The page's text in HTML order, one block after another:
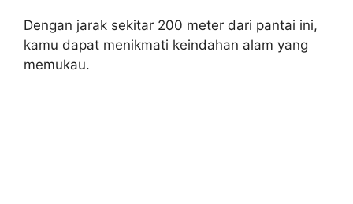
Dengan jarak sekitar 200 meter dari pantai ini,
kamu dapat menikmati keindahan alam yang
memukau.